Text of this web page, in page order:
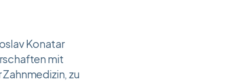
Konatar
mit
zu